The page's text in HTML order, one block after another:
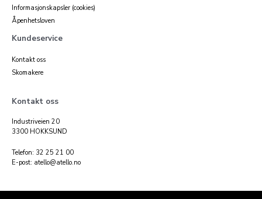
Informasjonskapsler (cookies)
Åpenhetsloven
Kundeservice
Kontakt oss
Skomakere
Kontakt oss
Industriveien 20
3300 HOKKSUND
Telefon: 32 25 21 00
E-post: atello@atello.no